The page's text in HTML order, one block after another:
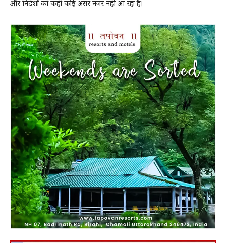
और निर्देशों को कहीं कोई असर नजर नहीं आ रहा है।